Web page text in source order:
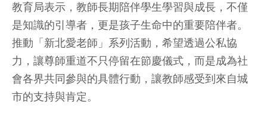
教育局表示，教師長期陪伴學生學習與成長，不僅
是知識的引導者，更是孩子生命中的重要陪伴者。
推動「新北愛老師」系列活動，希望透過公私協
力，讓尊師重道不只停留在節慶儀式，而是成為社
會各界共同參與的具體行動，讓教師感受到來自城
市的支持與肯定。